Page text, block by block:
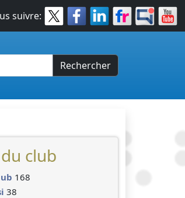
suivre:
Rechercher
club
168
38